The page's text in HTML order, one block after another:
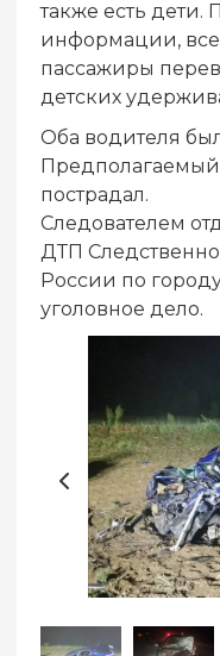
также есть дети.
информации,
пассажиры
детских
Оба водителя
пострадал.
Следователем
ДТП
России по
уголовное дело.